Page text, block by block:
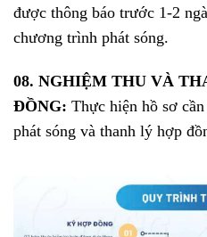
được thông báo trước 1-2
chương trình phát sóng.
08. NGHIỆM THU VÀ
ĐỒNG: Thực hiện hồ sơ
phát sóng và thanh lý hợp